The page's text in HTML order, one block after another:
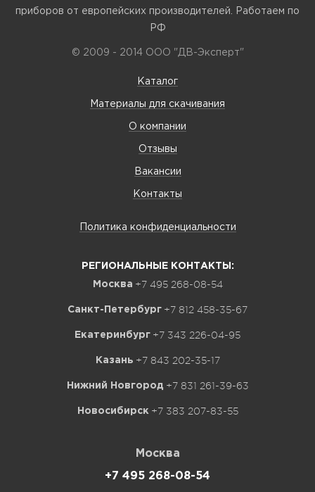
приборов от европейских производителей. Работаем по
РФ
© 2009 - 2014 ООО "ДВ-Эксперт"
Каталог
Материалы для скачивания
О компании
Отзывы
Вакансии
Контакты
Политика конфиденциальности
РЕГИОНАЛЬНЫЕ КОНТАКТЫ:
Москва +7 495 268-08-54
Санкт-Петербург +7 812 458-35-67
Екатеринбург +7 343 226-04-95
Казань +7 843 202-35-17
Нижний Новгород +7 831 261-39-63
Новосибирск +7 383 207-83-55
Москва
+7 495 268-08-54